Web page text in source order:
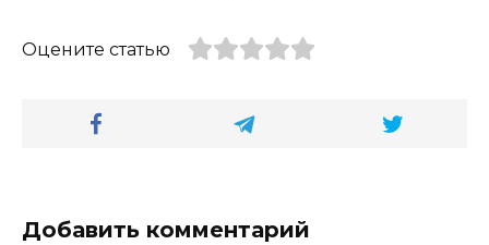
Оцените статью
Добавить комментарий